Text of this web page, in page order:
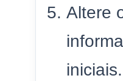
Altere